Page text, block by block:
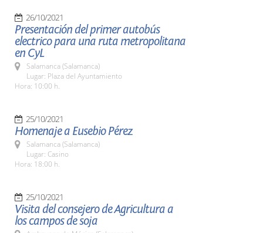
26/10/2021
Presentación del primer autobús
electrico para una ruta metropolitana
en CyL
Salamanca (Salamanca)
Lugar: Plaza del Ayuntamiento
Hora: 10:00 h.
25/10/2021
Homenaje a Eusebio Pérez
Salamanca (Salamanca)
Lugar: Casino
Hora: 18:00 h.
25/10/2021
Visita del consejero de Agricultura a
los campos de soja